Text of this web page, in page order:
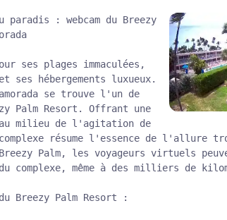
: webcam du Breezy
ses plages immaculées,
ses hébergements luxueux.
se trouve l'un de
Palm Resort. Offrant une
milieu de l'agitation de
résume l'essence de l'allure
Breezy Palm, les voyageurs virtuels
complexe, même à des milliers de
Breezy Palm Resort :